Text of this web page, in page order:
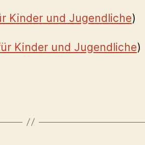
Kinder und Jugendliche)
Kinder und Jugendliche)